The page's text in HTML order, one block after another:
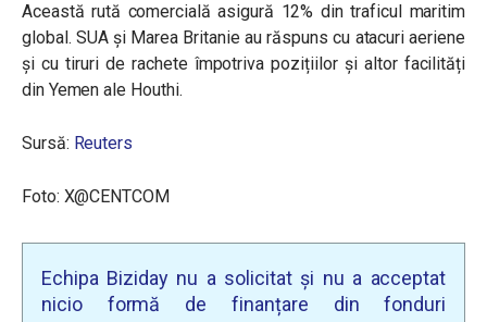
Această rută comercială asigură 12% din traficul maritim
global. SUA și Marea Britanie au răspuns cu atacuri aeriene
și cu tiruri de rachete împotriva pozițiilor și altor facilități
din Yemen ale Houthi.
Sursă: Reuters
Foto: X@CENTCOM
Echipa Biziday nu a solicitat și nu a acceptat
nicio formă de finanțare din fonduri